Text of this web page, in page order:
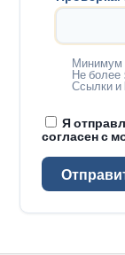
Минимум
Не более
Ссылки и
Я
согласен с